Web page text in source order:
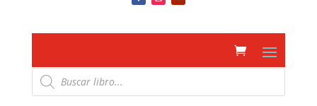
Búsqueda
de
productos